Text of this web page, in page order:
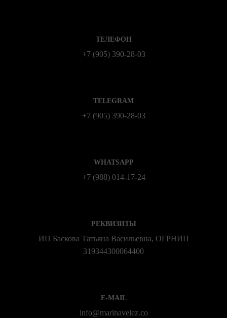
ТЕЛЕФОН
+7 (905) 390-28-03
TELEGRAM
+7 (905) 390-28-03
WHATSAPP
+7 (988) 014‑17‑24
РЕКВИЗИТЫ
ИП Баскова Татьяна Васильевна, ОГРНИП
319344300064400
E-MAIL
info@marinavelez.co